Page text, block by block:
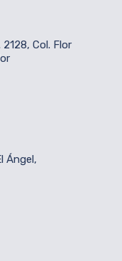
Col. Flor
Ángel,